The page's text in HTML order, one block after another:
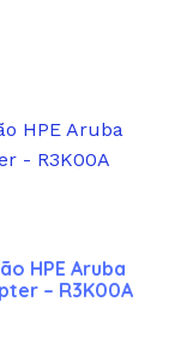
HPE Aruba
– R3K00A